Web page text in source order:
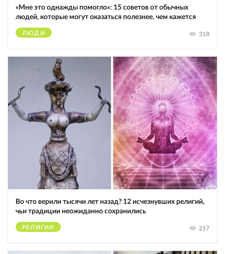
«Мне это однажды помогло»: 15 советов от обычных
людей, которые могут оказаться полезнее, чем кажется
ЛЮДИ 318
Во что верили тысячи лет назад? 12 исчезнувших религий,
чьи традиции неожиданно сохранились
РЕЛИГИИ 217